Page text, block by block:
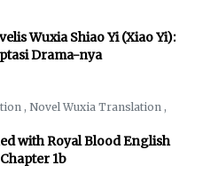
Wuxia Shiao Yi (Xiao Yi):
Drama-nya
, Novel Wuxia Translation ,
with Royal Blood English
1b